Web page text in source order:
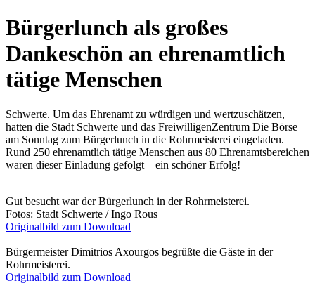
Bürgerlunch als großes
Dankeschön an ehrenamtlich
tätige Menschen
Schwerte. Um das Ehrenamt zu würdigen und wertzuschätzen,
hatten die Stadt Schwerte und das FreiwilligenZentrum Die Börse
am Sonntag zum Bürgerlunch in die Rohrmeisterei eingeladen.
Rund 250 ehrenamtlich tätige Menschen aus 80 Ehrenamtsbereichen
waren dieser Einladung gefolgt – ein schöner Erfolg!
Gut besucht war der Bürgerlunch in der Rohrmeisterei.
Fotos: Stadt Schwerte / Ingo Rous
Originalbild zum Download
Bürgermeister Dimitrios Axourgos begrüßte die Gäste in der
Rohrmeisterei.
Originalbild zum Download